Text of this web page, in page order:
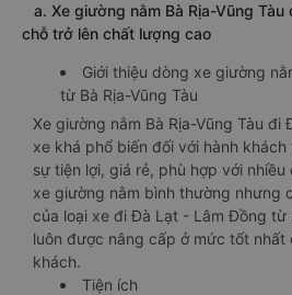
a. Xe giường nằm Bà Rịa-Vũng
chỗ trở lên chất lượng cao
Giới thiệu dòng xe giường
từ Bà Rịa-Vũng Tàu
Xe giường nằm Bà Rịa-Vũng Tàu
xe khá phổ biến đối với hành
sự tiện lợi, giá rẻ, phù hợp với
xe giường nằm bình thường nhưng
của loại xe đi Đà Lạt - Lâm Đồng từ
luôn được nâng cấp ở mức tốt nhất
khách.
Tiện ích